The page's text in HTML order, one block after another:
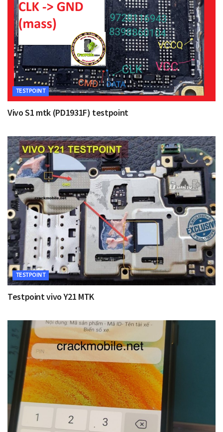
TESTPOINT
Vivo S1 mtk (PD1931F) testpoint
TESTPOINT
Testpoint vivo Y21 MTK